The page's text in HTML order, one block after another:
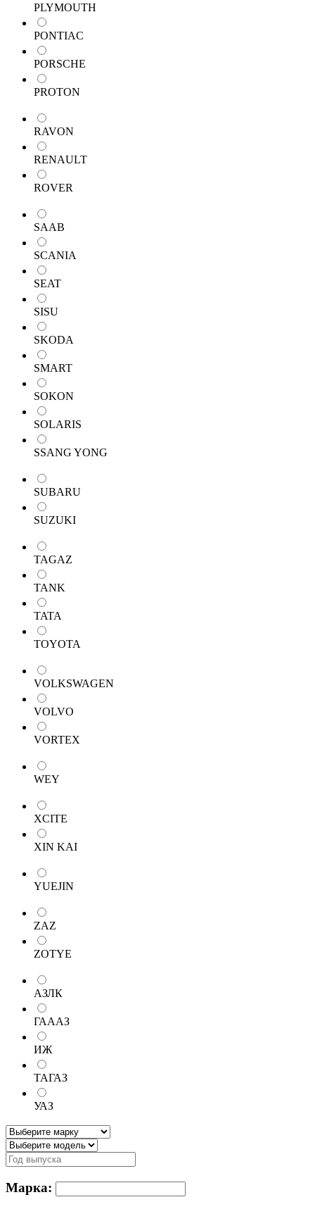
PLYMOUTH
PONTIAC
PORSCHE
PROTON
RAVON
RENAULT
ROVER
SAAB
SCANIA
SEAT
SISU
SKODA
SMART
SOKON
SOLARIS
SSANG YONG
SUBARU
SUZUKI
TAGAZ
TANK
TATA
TOYOTA
VOLKSWAGEN
VOLVO
VORTEX
WEY
XCITE
XIN KAI
YUEJIN
ZAZ
ZOTYE
АЗЛК
ГАААЗ
ИЖ
ТАГАЗ
УАЗ
Марка: